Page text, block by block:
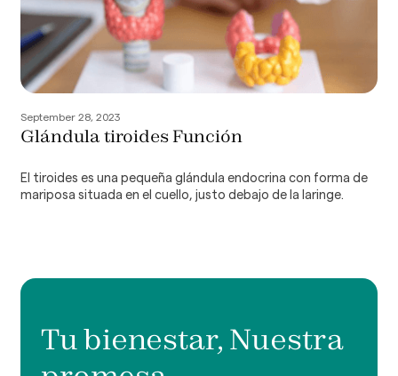
September 28, 2023
Glándula tiroides Función
El tiroides es una pequeña glándula endocrina con forma de
mariposa situada en el cuello, justo debajo de la laringe.
Tu bienestar, Nuestra